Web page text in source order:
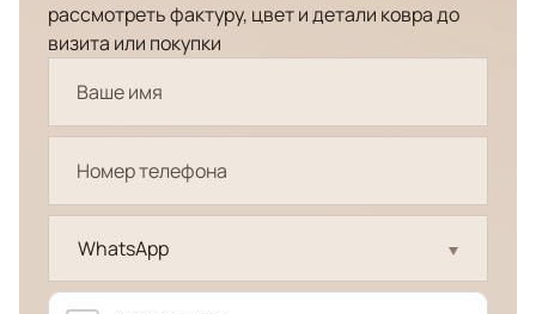
рассмотреть фактуру, цвет и детали ковра до
визита или покупки
WhatsApp